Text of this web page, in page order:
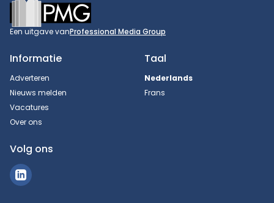
Footer
Een uitgave vanProfessional Media Group
Informatie
Adverteren
Nieuws melden
Vacatures
Over ons
Taal
Nederlands
Frans
Volg ons